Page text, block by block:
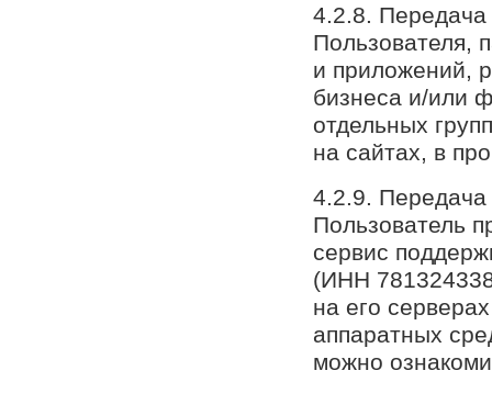
4.2.8.
Пользователя,
и приложений,
бизнеса и/или
отдельных
на сайтах, в
4.2.9. Передача
Пользователь
сервис
(ИНН
на его
аппаратных
можно